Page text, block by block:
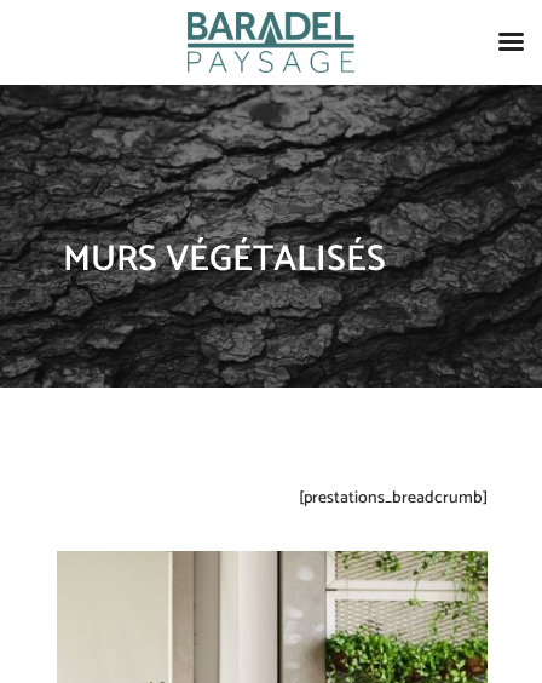
MURS VÉGÉTALISÉS
[prestations_breadcrumb]